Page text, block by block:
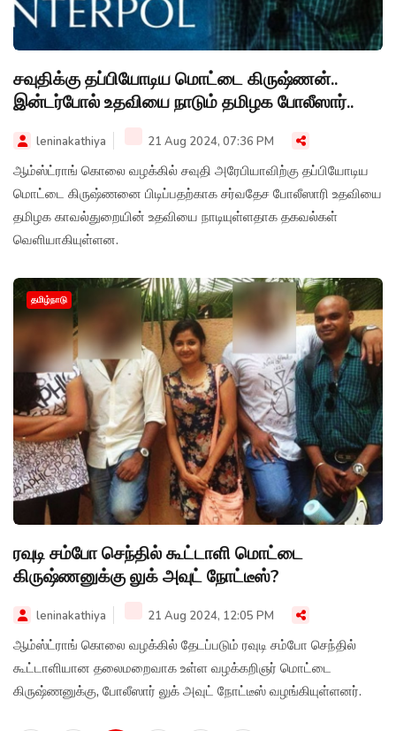
சவுதிக்கு தப்பியோடிய மொட்டை கிருஷ்ணன்..
இன்டர்போல் உதவியை நாடும் தமிழக போலீஸார்..
leninakathiya 21 Aug 2024, 07:36 PM
ஆம்ஸ்ட்ராங் கொலை வழக்கில் சவுதி அரேபியாவிற்கு தப்பியோடிய
மொட்டை கிருஷ்ணனை பிடிப்பதற்காக சர்வதேச போலீஸாரி உதவியை
தமிழக காவல்துறையின் உதவியை நாடியுள்ளதாக தகவல்கள்
வெளியாகியுள்ளன.
தமிழ்நாடு
ரவுடி சம்போ செந்தில் கூட்டாளி மொட்டை
கிருஷ்ணனுக்கு லுக் அவுட் நோட்டீஸ்?
leninakathiya 21 Aug 2024, 12:05 PM
ஆம்ஸ்ட்ராங் கொலை வழக்கில் தேடப்படும் ரவுடி சம்போ செந்தில்
கூட்டாளியான தலைமறைவாக உள்ள வழக்கறிஞர் மொட்டை
கிருஷ்ணனுக்கு, போலீஸார் லுக் அவுட் நோட்டீஸ் வழங்கியுள்ளனர்.